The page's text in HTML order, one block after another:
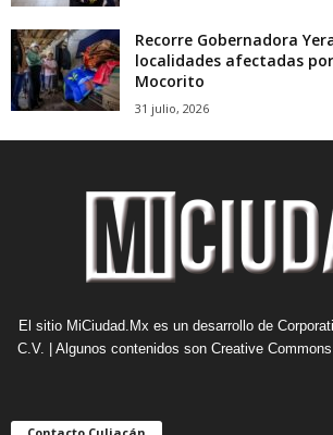
Recorre Gobernadora
localidades afectadas
Mocorito
31 julio, 2026
El sitio MiCiudad.Mx es un desarrollo de
C.V. | Algunos contenidos son Creative